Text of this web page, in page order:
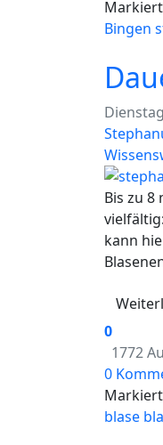
Bingen
Bis zu 8
kann
0
1772
0
blase